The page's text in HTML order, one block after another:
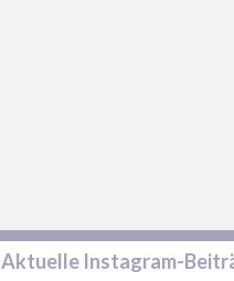
Aktuelle Instagram-